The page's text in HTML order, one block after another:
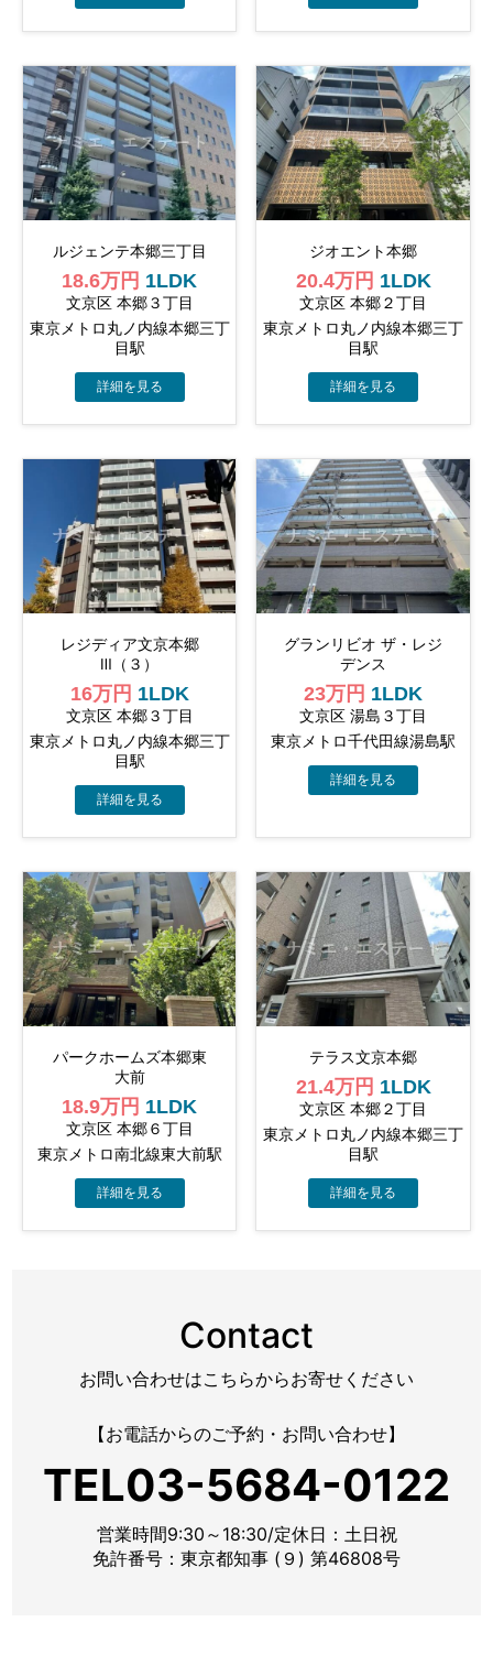
ルジェンテ本郷三丁目
18.6万円 1LDK
文京区 本郷３丁目
東京メトロ丸ノ内線本郷三丁
目駅
ジオエント本郷
20.4万円 1LDK
文京区 本郷２丁目
東京メトロ丸ノ内線本郷三丁
目駅
レジディア文京本郷
Ⅲ（３）
16万円 1LDK
文京区 本郷３丁目
東京メトロ丸ノ内線本郷三丁
目駅
グランリビオ ザ・レジ
デンス
23万円 1LDK
文京区 湯島３丁目
東京メトロ千代田線湯島駅
パークホームズ本郷東
大前
18.9万円 1LDK
文京区 本郷６丁目
東京メトロ南北線東大前駅
テラス文京本郷
21.4万円 1LDK
文京区 本郷２丁目
東京メトロ丸ノ内線本郷三丁
目駅
Contact
お問い合わせはこちらからお寄せください
【お電話からのご予約・お問い合わせ】
TEL03-5684-0122
営業時間9:30～18:30/定休日：土日祝
免許番号：東京都知事 (９) 第46808号